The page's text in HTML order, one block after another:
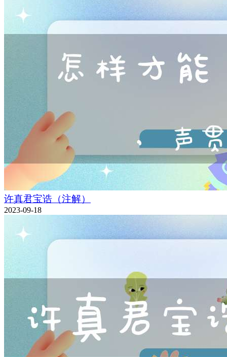
许真君宝诰（注解）
2023-09-18